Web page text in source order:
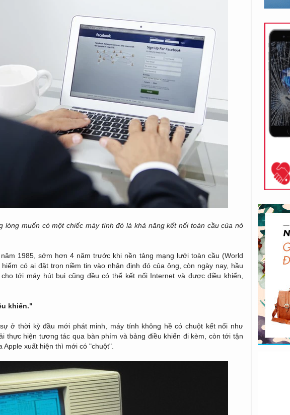
lòng muốn có một chiếc máy tính đó là khả năng kết nối toàn cầu của nó
1985, sớm hơn 4 năm trước khi nền tảng mạng lưới toàn cầu (World
có ai đặt trọn niềm tin vào nhận định đó của ông, còn ngày nay, hầu
tới máy hút bụi cũng đều có thể kết nối Internet và được điều khiển,
khiển."
ở thời kỳ đầu mới phát minh, máy tính không hề có chuột kết nối như
thực hiện tương tác qua bàn phím và bảng điều khiển đi kèm, còn tới tận
xuất hiện thì mới có "chuột".